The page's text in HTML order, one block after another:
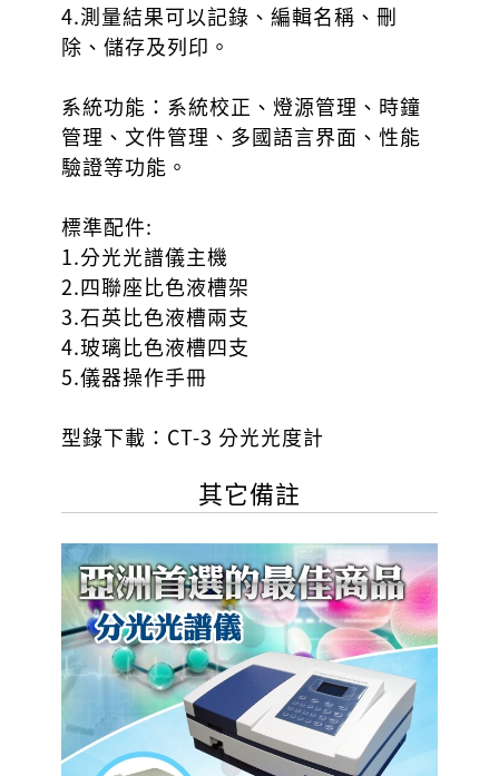
4.測量結果可以記錄、編輯名稱、刪
除、儲存及列印。
系統功能：系統校正、燈源管理、時鐘
管理、文件管理、多國語言界面、性能
驗證等功能。
標準配件:
1.分光光譜儀主機
2.四聯座比色液槽架
3.石英比色液槽兩支
4.玻璃比色液槽四支
5.儀器操作手冊
型錄下載： CT-3 分光光度計
其它備註